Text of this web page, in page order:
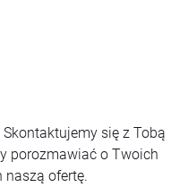
się z Tobą
porozmawiać o Twoich
naszą ofertę.